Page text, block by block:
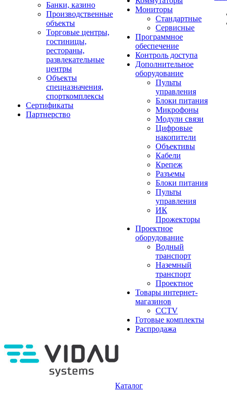
Банки, казино
Производственные
объекты
Торговые центры,
гостиницы,
рестораны,
развлекательные
центры
Объекты
спецназначения,
спорткомплексы
Сертификаты
Партнерство
Мониторы
Стандартные
Сервисные
Программное
обеспечение
Контроль доступа
Дополнительное
оборудование
Пульты
управления
Блоки питания
Микрофоны
Модули связи
Цифровые
накопители
Объективы
Кабели
Крепеж
Разъемы
Блоки питания
Пульты
управления
ИК
Прожекторы
Проектное
оборудование
Водный
транспорт
Наземный
транспорт
Проектное
Товары интернет-
магазинов
CCTV
Готовые комплекты
Распродажа
Каталог